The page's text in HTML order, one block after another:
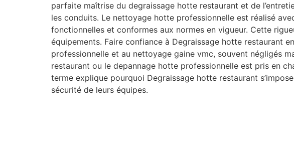
parfaite maîtrise du degraissage hotte restaurant et de
les conduits. Le nettoyage hotte professionnelle est réalisé
fonctionnelles et conformes aux normes en vigueur. Cette
équipements. Faire confiance à Degraissage hotte restaurant
professionnelle et au nettoyage gaine vmc, souvent négligés
restaurant ou le depannage hotte professionnelle est pris en
terme explique pourquoi Degraissage hotte restaurant
sécurité de leurs équipes.